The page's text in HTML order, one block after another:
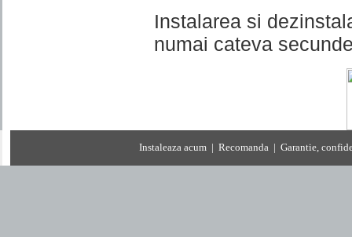
Instalarea si
numai cateva
Instaleaza acum | Recomanda | Garantie,